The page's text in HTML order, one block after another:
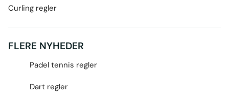
Curling regler
FLERE NYHEDER
Padel tennis regler
Dart regler